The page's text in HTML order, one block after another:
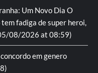
Um Novo Dia O
fadiga de super heroi,
08/2026 at 08:59)
concordo em genero